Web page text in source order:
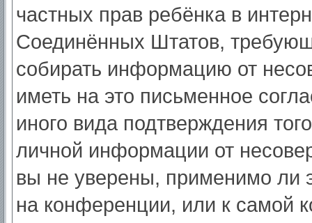
частных прав ребёнка в
Соединённых Штатов,
собирать информацию от
иметь на это письменное
иного вида подтверждения
личной информации от
вы не уверены, применимо ли
на конференции, или к самой